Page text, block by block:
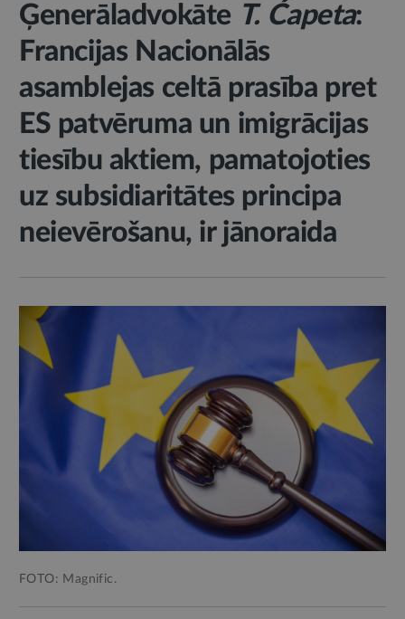
Ģenerāladvokāte T. Ćapeta:
Francijas Nacionālās
asamblejas celtā prasība pret
ES patvēruma un imigrācijas
tiesību aktiem, pamatojoties
uz subsidiaritātes principa
neievērošanu, ir jānoraida
FOTO: Magnific.